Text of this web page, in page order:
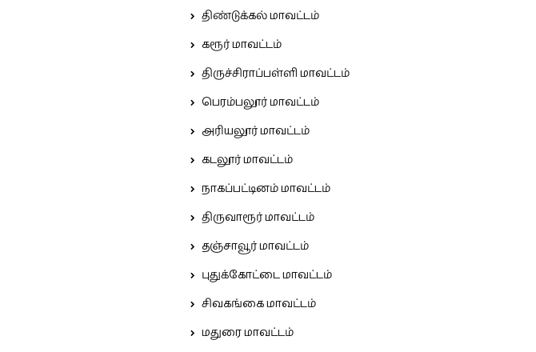
திண்டுக்கல் மாவட்டம்
கரூர் மாவட்டம்
திருச்சிராப்பள்ளி மாவட்டம்
பெரம்பலூர் மாவட்டம்
அரியலூர் மாவட்டம்
கடலூர் மாவட்டம்
நாகப்பட்டினம் மாவட்டம்
திருவாரூர் மாவட்டம்
தஞ்சாவூர் மாவட்டம்
புதுக்கோட்டை மாவட்டம்
சிவகங்கை மாவட்டம்
மதுரை மாவட்டம்